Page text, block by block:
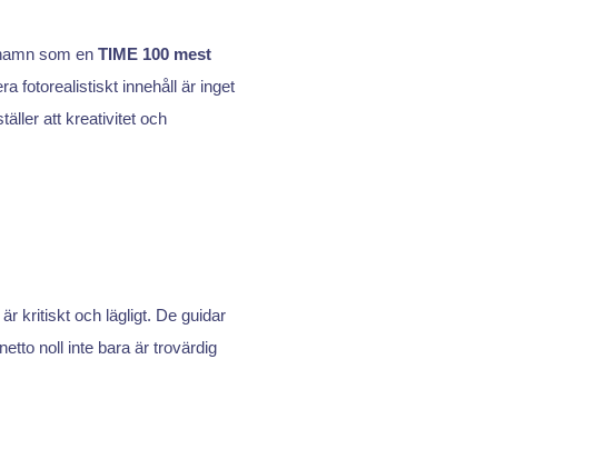
som en TIME 100 mest
fotorealistiskt innehåll är inget
att kreativitet och
kritiskt och lägligt. De guidar
noll inte bara är trovärdig